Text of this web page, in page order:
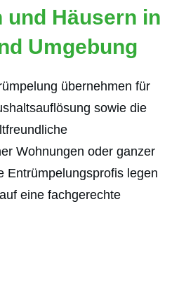
und Häusern in
Umgebung
übernehmen für
sowie die
Wohnungen oder ganzer
Entrümpelungsprofis legen
eine fachgerechte